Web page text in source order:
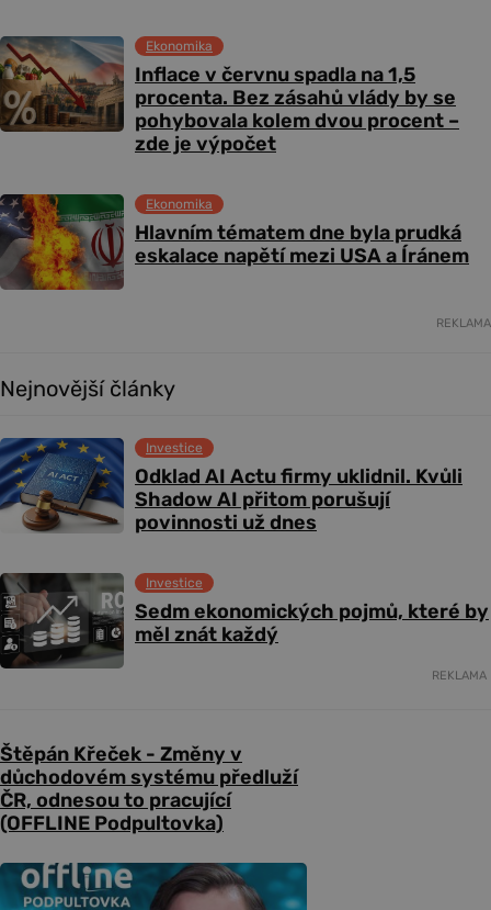
Inflace v červnu spadla na 1,5
procenta. Bez zásahů vlády by se
pohybovala kolem dvou procent –
zde je výpočet
Ekonomika
Hlavním tématem dne byla prudká
eskalace napětí mezi USA a Íránem
Ekonomika
REKLAMA
Nejnovější články
Odklad AI Actu firmy uklidnil. Kvůli
Shadow AI přitom porušují
povinnosti už dnes
Investice
Sedm ekonomických pojmů, které by
měl znát každý
Investice
REKLAMA
Štěpán Křeček - Změny v
důchodovém systému předluží
ČR, odnesou to pracující
(OFFLINE Podpultovka)